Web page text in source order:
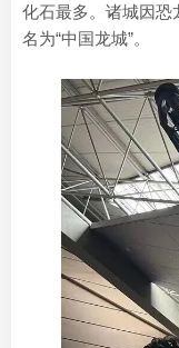
化石最多。诸城因恐
名为“中国龙城”。